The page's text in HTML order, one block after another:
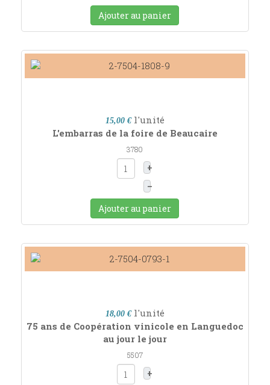
Ajouter au panier
15,00 € l'unité
L'embarras de la foire de Beaucaire
3780
+
–
Ajouter au panier
18,00 € l'unité
75 ans de Coopération vinicole en Languedoc
au jour le jour
5507
+